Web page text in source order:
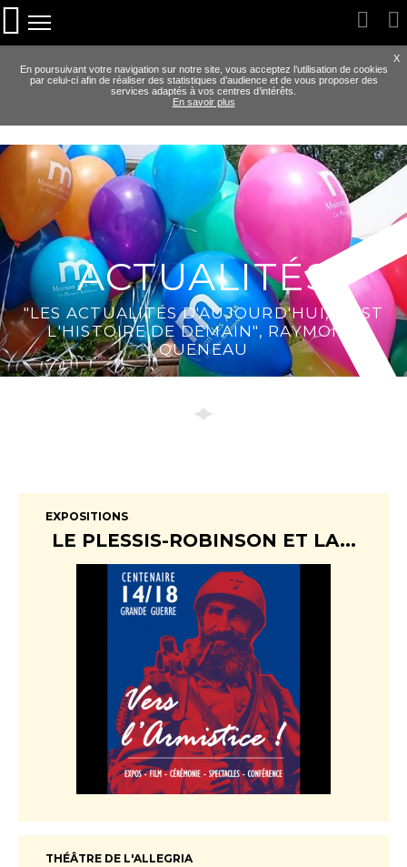
En poursuivant votre navigation sur notre site, vous acceptez l’utilisation de cookies
par celui-ci afin de réaliser des statistiques d’audience et de vous proposer des
services adaptés à vos centres d’intérêts.
En savoir plus
X
ACTUALITÉS
"LES ACTUALITÉS D'AUJOURD'HUI, C'EST
L'HISTOIRE DE DEMAIN", RAYMOND
QUENEAU
EXPOSITIONS
LE PLESSIS-ROBINSON ET LA...
THÉÂTRE DE L'ALLEGRIA